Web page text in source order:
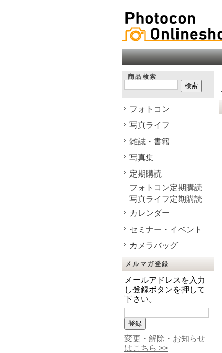
商品検索
フォトコン
写真ライフ
雑誌・書籍
写真集
定期購読
フォトコン定期購読
写真ライフ定期購読
カレンダー
セミナー・イベント
カメラバッグ
メルマガ登録
メールアドレスを入力
し登録ボタンを押して
下さい。
変更・解除・お知らせ
はこちら >>